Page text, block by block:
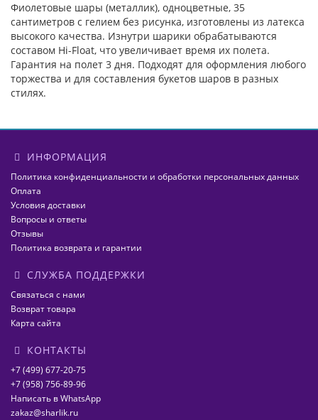
Фиолетовые шары (металлик), одноцветные, 35
сантиметров с гелием без рисунка, изготовлены из латекса
высокого качества. Изнутри шарики обрабатываются
составом Hi-Float, что увеличивает время их полета.
Гарантия на полет 3 дня. Подходят для оформления любого
торжества и для составления букетов шаров в разных
стилях.
ИНФОРМАЦИЯ
Политика конфиденциальности и обработки персональных данных
Оплата
Условия доставки
Вопросы и ответы
Отзывы
Политика возврата и гарантии
СЛУЖБА ПОДДЕРЖКИ
Связаться с нами
Возврат товара
Карта сайта
КОНТАКТЫ
+7 (499) 677-20-75
+7 (958) 756-89-96
Написать в WhatsApp
zakaz@sharlik.ru